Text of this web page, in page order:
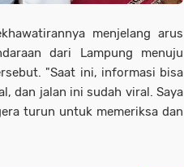
menjelang arus
dari Lampung menuju
"Saat ini, informasi bisa
dan jalan ini sudah viral. Saya
turun untuk memeriksa dan